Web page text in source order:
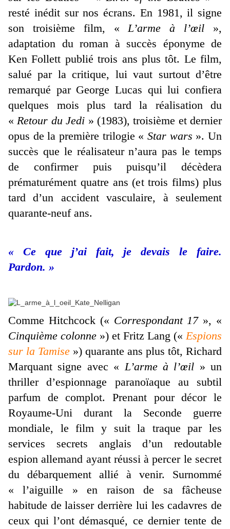
resté inédit sur nos écrans. En 1981, il signe
son troisième film, «L’arme à l’œil »,
adaptation du roman à succès éponyme de
Ken Follett publié trois ans plus tôt. Le film,
salué par la critique, lui vaut surtout d’être
remarqué par George Lucas qui lui confiera
quelques mois plus tard la réalisation du
«Retour du Jedi » (1983), troisième et dernier
opus de la première trilogie « Star wars ». Un
succès que le réalisateur n’aura pas le temps
de confirmer puis puisqu’il décèdera
prématurément quatre ans (et trois films) plus
tard d’un accident vasculaire, à seulement
quarante-neuf ans.
« Ce que j’ai fait, je devais le faire.
Pardon. »
Comme Hitchcock (« Correspondant 17», «
Cinquième colonne ») et Fritz Lang («Espions
sur la Tamise ») quarante ans plus tôt, Richard
Marquant signe avec «L’arme à l’œil » un
thriller d’espionnage paranoïaque au subtil
parfum de complot. Prenant pour décor le
Royaume-Uni durant la Seconde guerre
mondiale, le film y suit la traque par les
services secrets anglais d’un redoutable
espion allemand ayant réussi à percer le secret
du débarquement allié à venir. Surnommé
« l’aiguille » en raison de sa fâcheuse
habitude de laisser derrière lui les cadavres de
ceux qui l’ont démasqué, ce dernier tente de